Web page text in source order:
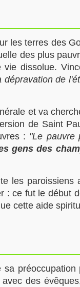
les terres des
des plus
vie dissolue.
de
et va
de Saint
: "Le pauvre
gens des
les
: ce fut le début
cette aide
des